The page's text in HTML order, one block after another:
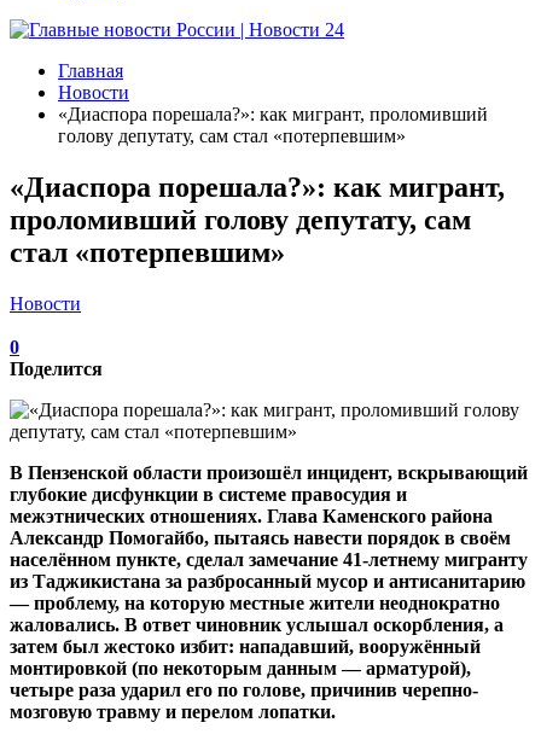
Главная
Новости
«Диаспора порешала?»: как мигрант, проломивший
голову депутату, сам стал «потерпевшим»
«Диаспора порешала?»: как мигрант,
проломивший голову депутату, сам
стал «потерпевшим»
Новости
0
Поделится
В Пензенской области произошёл инцидент, вскрывающий
глубокие дисфункции в системе правосудия и
межэтнических отношениях. Глава Каменского района
Александр Помогайбо, пытаясь навести порядок в своём
населённом пункте, сделал замечание 41-летнему мигранту
из Таджикистана за разбросанный мусор и антисанитарию
— проблему, на которую местные жители неоднократно
жаловались. В ответ чиновник услышал оскорбления, а
затем был жестоко избит: нападавший, вооружённый
монтировкой (по некоторым данным — арматурой),
четыре раза ударил его по голове, причинив черепно-
мозговую травму и перелом лопатки.